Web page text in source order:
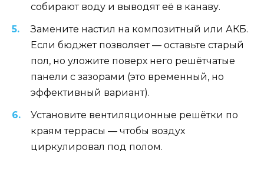
собирают воду и выводят её в канаву.
Замените настил на композитный или АКБ.
Если бюджет позволяет — оставьте старый
пол, но уложите поверх него решётчатые
панели с зазорами (это временный, но
эффективный вариант).
Установите вентиляционные решётки по
краям террасы — чтобы воздух
циркулировал под полом.